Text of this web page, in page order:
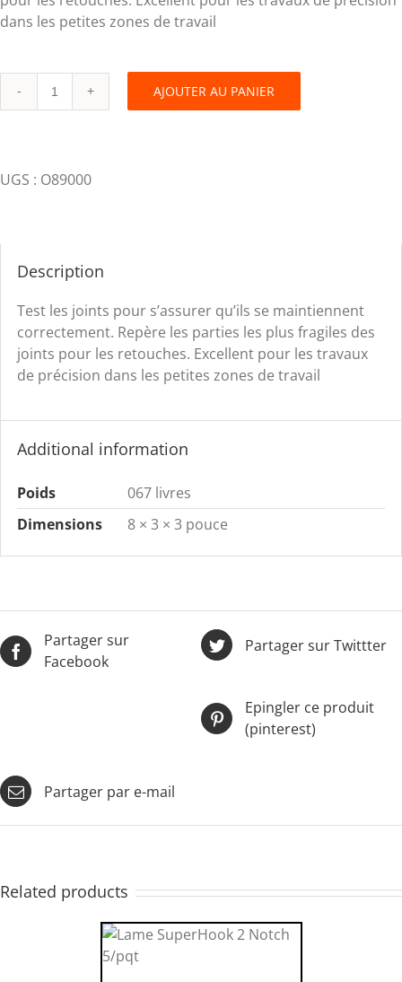
dans les petites zones de travail
Outil
toit
AJOUTER AU PANIER
UGS : O89000
Description
Test les joints pour s’assurer qu’ils se maintiennent
correctement. Repère les parties les plus fragiles des
joints pour les retouches. Excellent pour les travaux
de précision dans les petites zones de travail
Additional information
Poids
067 livres
Dimensions
8 × 3 × 3 pouce
Partager sur
Facebook
Partager sur Twittter
Epingler ce produit
(pinterest)
Partager par e-mail
Related products